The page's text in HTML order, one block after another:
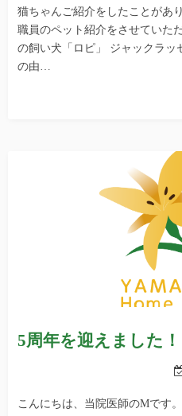
猫ちゃんご紹介をしたことがあ
職員のペット紹介をさせていた
の飼い犬「ロピ」 ジャックラッ
の由…
5周年を迎えました！
こんにちは、当院医師のMです